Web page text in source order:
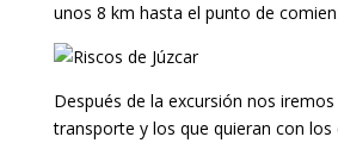
unos 8 km hasta el punto de
Después de la excursión nos
transporte y los que quieran con